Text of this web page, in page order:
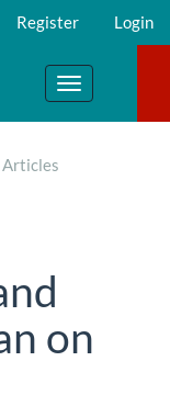
Register Login
Toggle
navigation
Articles
on